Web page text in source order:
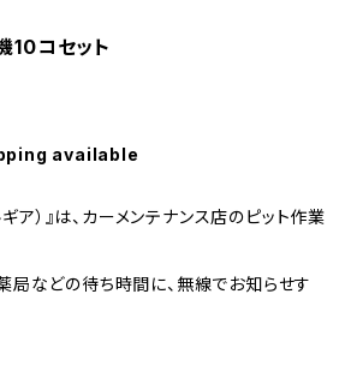
コセット
available
ア）』は、カーメンテナンス店のピット作業
局などの待ち時間に、無線でお知らせす